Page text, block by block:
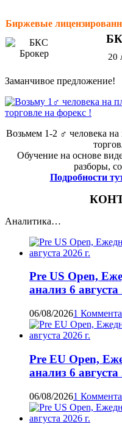
Биржевые
20
Заманчивое предложение!
Возьмем 1-2 ‍♂️ человека на
Обучение на основе
разборы,
Подробности
Аналитика…
Pre US Open,
анализ 6 августа
06/08/20261
Pre EU Open,
анализ 6 августа
06/08/20261